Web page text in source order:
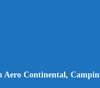
Aero Continental,